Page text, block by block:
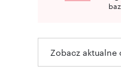
Zobacz aktualne